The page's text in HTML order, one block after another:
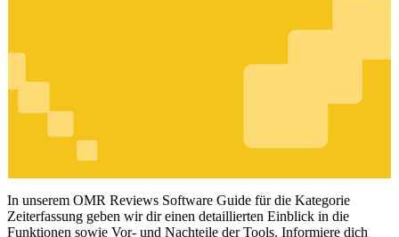
Zeiterfassung
In unserem OMR Reviews Software Guide für die Kategorie
Zeiterfassung geben wir dir einen detaillierten Einblick in die
Funktionen sowie Vor- und Nachteile der Tools. Informiere dich